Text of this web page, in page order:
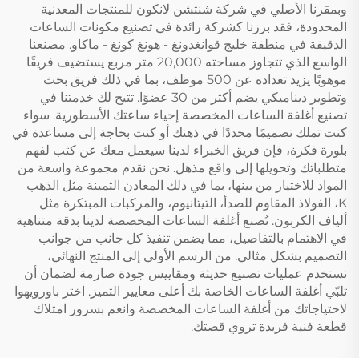
وبمقرنا الأصلي في شركة شنتشن لانكون للمنتجات المعدنية
المحدودة، فقد برزنا كشركة رائدة في تصنيع مكونات الساعات
الدقيقة في منطقة خليج قوانغدونغ - هونغ كونغ - ماكاو. مصنعنا
الواسع الذي تتجاوز مساحته 20,000 متر مربع يستضيف فريقًا
موهوبًا يزيد تعداده عن 500 موظف، بما في ذلك فريق بحث
وتطوير ديناميكي يضم أكثر من 30 عضوًا. تتيح لك خدمتنا في
تصنيع أغلفة الساعات المخصصة إحياء ساعتك الأسطورية. سواء
كنت تملك تصميمًا محددًا في ذهنك أو كنت بحاجة إلى مساعدة في
بلورة فكرة، فإن فريق الخبراء لدينا سيعمل معك عن كثب لفهم
متطلباتك وتحويلها إلى واقع مذهل. نحن نقدم مجموعة واسعة من
المواد للاختيار من بينها، بما في ذلك المعادن الثمينة مثل الذهب
K، الفولاذ المقاوم للصدأ، التيتانيوم، والمركبات المبتكرة مثل
ألياف الكربون. تُصنع أغلفة الساعات المخصصة لدينا بدقة متناهية
في الاهتمام بالتفاصيل، مما يضمن تنفيذ كل جانب من جوانب
التصميم بشكل مثالي. من الرسم الأولي إلى المنتج النهائي،
نستخدم عمليات تصنيع حديثة ومقاييس جودة صارمة لضمان أن
تلبّي أغلفة الساعات الخاصة بك أعلى معايير التميز. اختر باورويهوا
لاحتياجاتك من أغلفة الساعات المخصصة وانعم بسرور امتلاك
قطعة فنية فريدة تروي قصتك.